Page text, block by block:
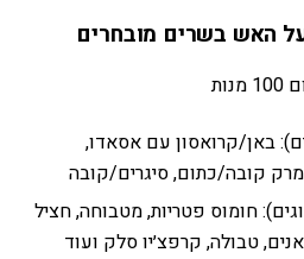
(4 סוגים): באן/קרואסון עם אסאדו,
קובה/כתום, סיגרים/קובה
ראשונה (10 סוגים): חומוס פטריות, מטבוחה, חציל
טבולה, קרפצ׳יו סלק ועוד